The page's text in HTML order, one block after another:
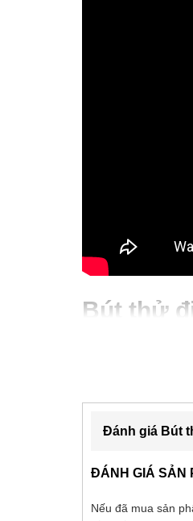
Bút thử
MS-
xúc các
kiểm tra
thay đèn
Đánh giá Bút
ĐÁNH GIÁ SẢN
Nếu đã mua sản